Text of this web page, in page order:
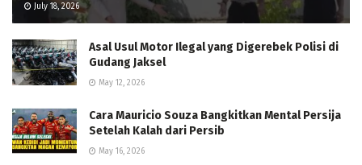
July 18, 2026
Asal Usul Motor Ilegal yang Digerebek Polisi di
Gudang Jaksel
May 12, 2026
Cara Mauricio Souza Bangkitkan Mental Persija
Setelah Kalah dari Persib
May 16, 2026